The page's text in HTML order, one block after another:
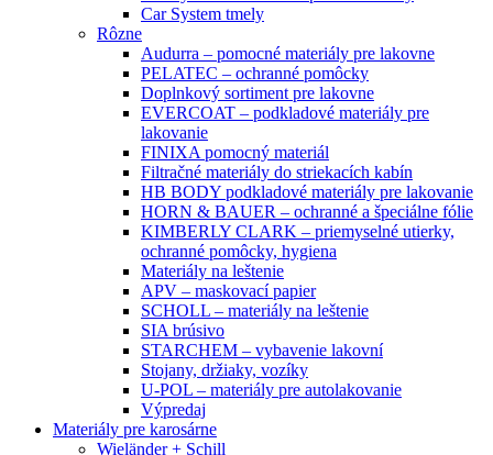
Car System tmely
Rôzne
Audurra – pomocné materiály pre lakovne
PELATEC – ochranné pomôcky
Doplnkový sortiment pre lakovne
EVERCOAT – podkladové materiály pre
lakovanie
FINIXA pomocný materiál
Filtračné materiály do striekacích kabín
HB BODY podkladové materiály pre lakovanie
HORN & BAUER – ochranné a špeciálne fólie
KIMBERLY CLARK – priemyselné utierky,
ochranné pomôcky, hygiena
Materiály na leštenie
APV – maskovací papier
SCHOLL – materiály na leštenie
SIA brúsivo
STARCHEM – vybavenie lakovní
Stojany, držiaky, vozíky
U-POL – materiály pre autolakovanie
Výpredaj
Materiály pre karosárne
Wieländer + Schill